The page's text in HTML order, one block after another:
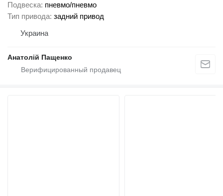
Подвеска пневмо/пневмо
Тип привода задний привод
Украина
Анатолій Пащенко